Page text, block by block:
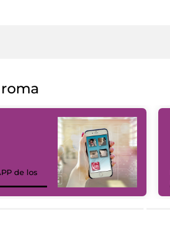
de los